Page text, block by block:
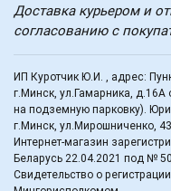
Доставка курьером и
согласованию с
ИП Куротчик Ю.И. , адрес:
г.Минск, ул.Гамарника,
на подземную парковку).
г.Минск, ул.Мирошниченко,
Интернет-магазин
Беларусь 22.04.2021 под №
Свидетельство о